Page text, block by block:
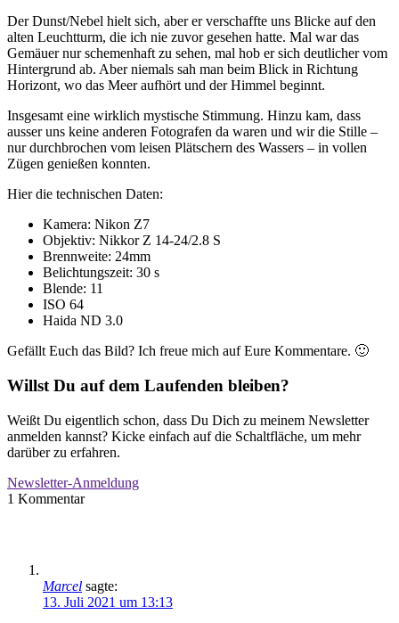
Der Dunst/Nebel hielt sich, aber er verschaffte uns Blicke auf den
alten Leuchtturm, die ich nie zuvor gesehen hatte. Mal war das
Gemäuer nur schemenhaft zu sehen, mal hob er sich deutlicher vom
Hintergrund ab. Aber niemals sah man beim Blick in Richtung
Horizont, wo das Meer aufhört und der Himmel beginnt.
Insgesamt eine wirklich mystische Stimmung. Hinzu kam, dass
ausser uns keine anderen Fotografen da waren und wir die Stille –
nur durchbrochen vom leisen Plätschern des Wassers – in vollen
Zügen genießen konnten.
Hier die technischen Daten:
Kamera: Nikon Z7
Objektiv: Nikkor Z 14-24/2.8 S
Brennweite: 24mm
Belichtungszeit: 30 s
Blende: 11
ISO 64
Haida ND 3.0
Gefällt Euch das Bild? Ich freue mich auf Eure Kommentare. 🙂
Willst Du auf dem Laufenden bleiben?
Weißt Du eigentlich schon, dass Du Dich zu meinem Newsletter
anmelden kannst? Kicke einfach auf die Schaltfläche, um mehr
darüber zu erfahren.
Newsletter-Anmeldung
1 Kommentar
Marcel sagte:
13. Juli 2021 um 13:13